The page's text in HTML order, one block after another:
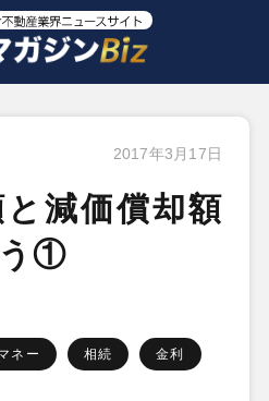
2017年3月17日
減価償却額
う①
ネー 相続 金利